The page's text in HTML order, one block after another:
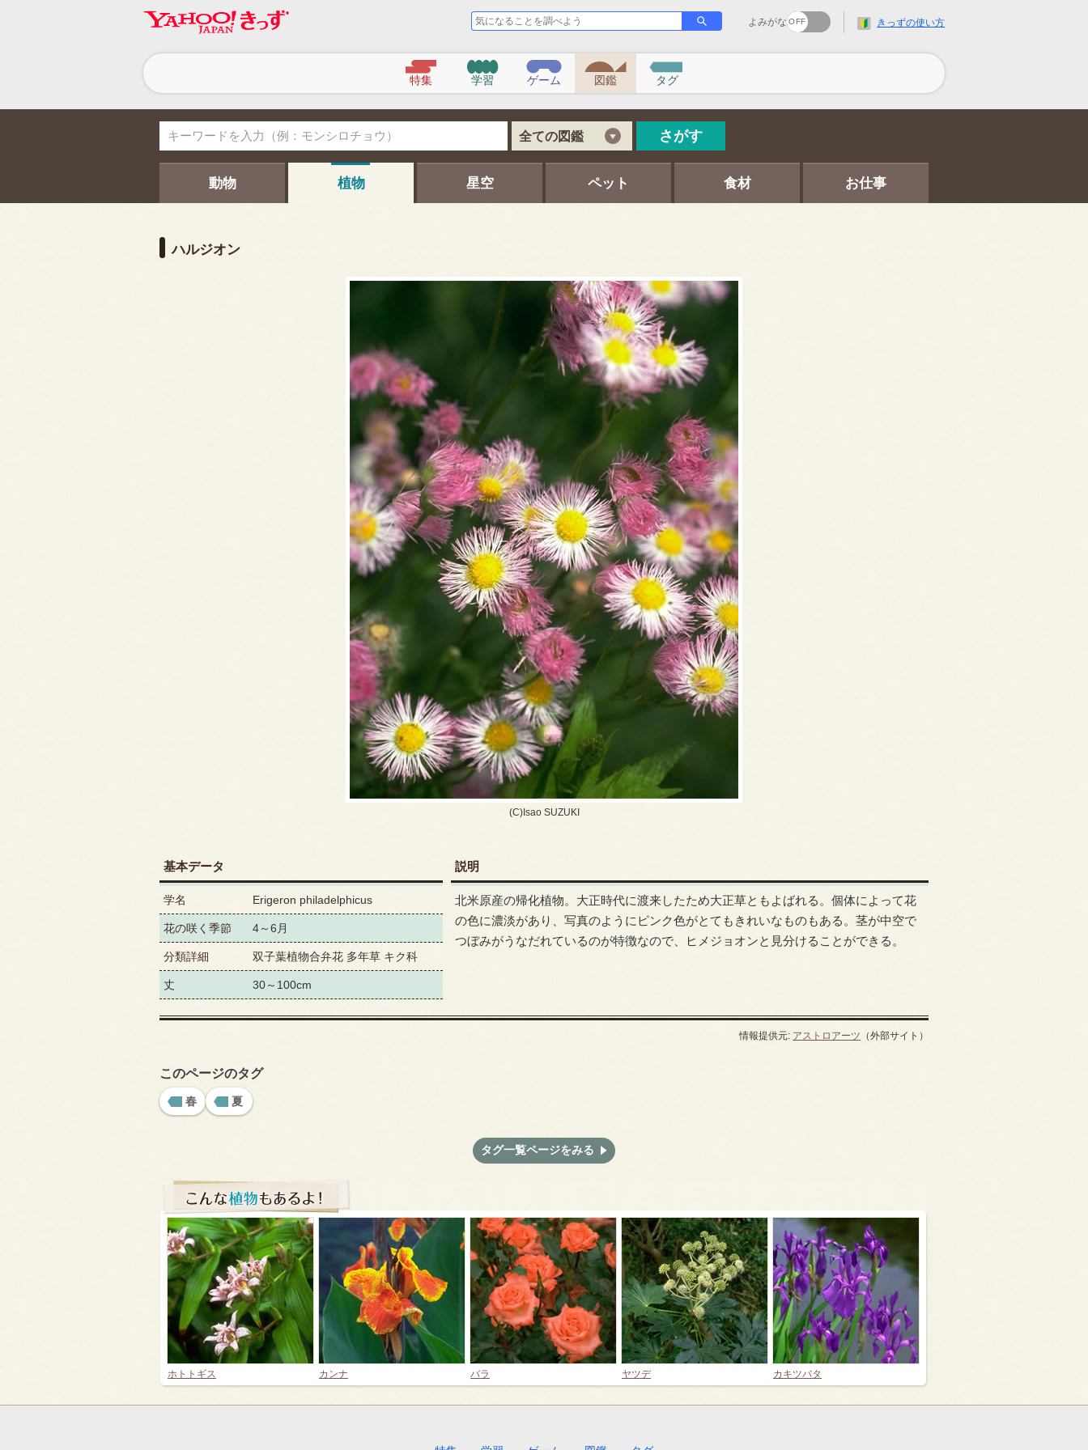
気
に
る
こ
と
調
よ
う
が
す
よみがな きっずの使い方
ン
特集 学習 ゲーム 図鑑 タグ
全ての図鑑 さがす
動物 植物 星空 ペット 食材 お仕事
ハルジオン
(C)Isao SUZUKI
基本データ
学名 Erigeron philadelphicus
花の咲く季節 4～6月
分類詳細 双子葉植物合弁花 多年草 キク科
丈 30～100cm
説明
北米原産の帰化植物。大正時代に渡来したため大正草ともよばれる。個体によって花
の色に濃淡があり、写真のようにピンク色がとてもきれいなものもある。茎が中空で
つぼみがうなだれているのが特徴なので、ヒメジョオンと見分けることができる。
情報提供元: アストロアーツ （外部サイト）
このページのタグ
春 夏
タグ一覧ページをみる
ホトトギス カンナ バラ ヤツデ カキツバタ